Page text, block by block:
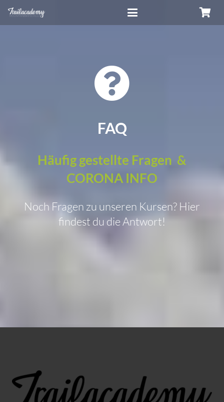
FAQ
Häufig gestellte Fragen &
CORONA INFO
Noch Fragen zu unseren Kursen? Hier
findest du die Antwort!